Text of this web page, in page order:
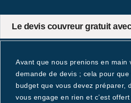
Le devis couvreur gratuit
Avant que nous prenions en
demande de devis ; cela pour
budget que vous devez préparer,
vous engage en rien et c’est